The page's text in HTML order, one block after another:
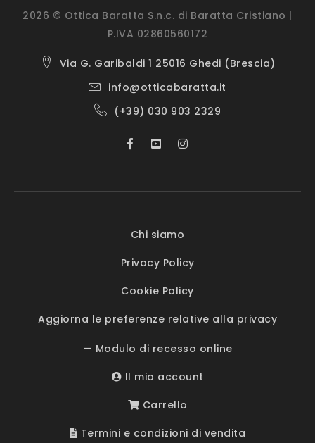
2026 © Ottica Baratta S.n.c. di Baratta Cristiano |
P.IVA 02860560172
Via G. Garibaldi 1 25016 Ghedi (Brescia)
info@otticabaratta.it
(+39) 030 903 2329
Chi siamo
Privacy Policy
Cookie Policy
Aggiorna le preferenze relative alla privacy
— Modulo di recesso online
Il mio account
Carrello
Termini e condizioni di vendita